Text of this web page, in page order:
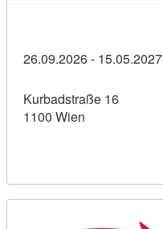
26.09.2026 - 15.05.2027
Kurbadstraße 16
1100 Wien